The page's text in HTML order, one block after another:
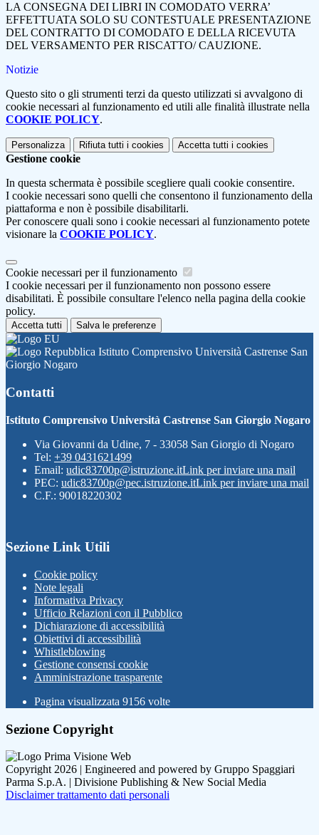
LA CONSEGNA DEI LIBRI IN COMODATO VERRA’
EFFETTUATA SOLO SU CONTESTUALE PRESENTAZIONE
DEL CONTRATTO DI COMODATO E DELLA RICEVUTA
DEL VERSAMENTO PER RISCATTO/ CAUZIONE.
Notizie
Questo sito o gli strumenti terzi da questo utilizzati si avvalgono di
cookie necessari al funzionamento ed utili alle finalità illustrate nella
COOKIE POLICY.
Personalizza Rifiuta tutti i cookies Accetta tutti i cookies
Gestione cookie
In questa schermata è possibile scegliere quali cookie consentire.
I cookie necessari sono quelli che consentono il funzionamento della
piattaforma e non è possibile disabilitarli.
Per conoscere quali sono i cookie necessari al funzionamento potete
visionare la COOKIE POLICY.
Cookie necessari per il funzionamento
I cookie necessari per il funzionamento non possono essere
disabilitati. È possibile consultare l'elenco nella pagina della cookie
policy.
Accetta tutti Salva le preferenze
Istituto Comprensivo Università Castrense San
Giorgio Nogaro
Contatti
Istituto Comprensivo Università Castrense San Giorgio Nogaro
Via Giovanni da Udine, 7 - 33058 San Giorgio di Nogaro
Tel: +39 0431621499
Email: udic83700p@istruzione.itLink per inviare una mail
PEC: udic83700p@pec.istruzione.itLink per inviare una mail
C.F.: 90018220302
Sezione Link Utili
Cookie policy
Note legali
Informativa Privacy
Ufficio Relazioni con il Pubblico
Dichiarazione di accessibilità
Obiettivi di accessibilità
Whistleblowing
Gestione consensi cookie
Amministrazione trasparente
Pagina visualizzata 9156 volte
Sezione Copyright
Copyright 2026 | Engineered and powered by Gruppo Spaggiari
Parma S.p.A. | Divisione Publishing & New Social Media
Disclaimer trattamento dati personali